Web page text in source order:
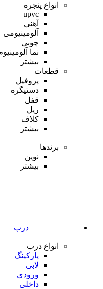
انواع پنجره
upvc
آهنی
آلومینیومی
چوبی
نما
بیشتر
قطعات
پروفیل
دستیگره
قفل
ریل
کلاف
بیشتر
برندها
نوین
بیشتر
درب
انواع درب
پارکینگ
لابی
ورودی
داخلی